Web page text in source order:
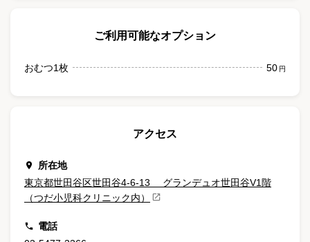
ご利用可能なオプション
おむつ1枚 50 円
アクセス
所在地
東京都世田谷区世田谷4-6-13 グランデュオ世田谷V1階
（つだ小児科クリニック内）
電話